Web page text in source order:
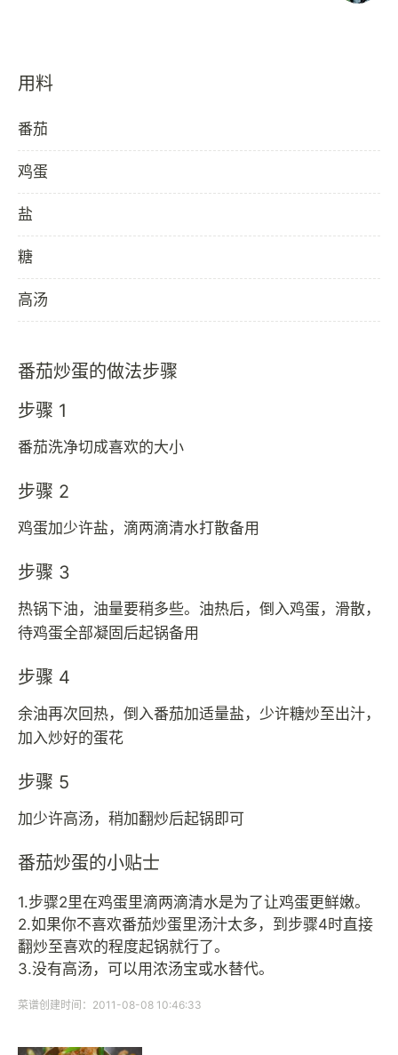
用料
番茄
鸡蛋
盐
糖
高汤
番茄炒蛋的做法步骤
步骤 1
番茄洗净切成喜欢的大小
步骤 2
鸡蛋加少许盐，滴两滴清水打散备用
步骤 3
热锅下油，油量要稍多些。油热后，倒入鸡蛋，滑散，
待鸡蛋全部凝固后起锅备用
步骤 4
余油再次回热，倒入番茄加适量盐，少许糖炒至出汁，
加入炒好的蛋花
步骤 5
加少许高汤，稍加翻炒后起锅即可
番茄炒蛋的小贴士
1.步骤2里在鸡蛋里滴两滴清水是为了让鸡蛋更鲜嫩。
2.如果你不喜欢番茄炒蛋里汤汁太多，到步骤4时直接
翻炒至喜欢的程度起锅就行了。
3.没有高汤，可以用浓汤宝或水替代。
菜谱创建时间：2011-08-08 10:46:33